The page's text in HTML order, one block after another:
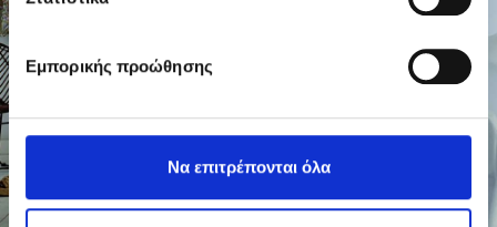
Εμπορικής προώθησης
Να επιτρέπονται όλα